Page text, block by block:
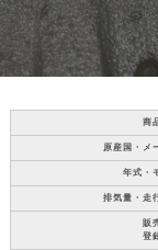
商
原産国・メ
年式・
排気量・走
販
登